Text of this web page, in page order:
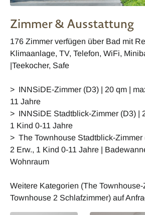
Zimmer & Ausstattung
176 Zimmer verfügen über Bad mit
Klimaanlage, TV, Telefon, WiFi,
|Teekocher, Safe
> INNSiDE-Zimmer (D3) | 20 qm |
11 Jahre
> INNSiDE Stadtblick-Zimmer (D3) |
1 Kind 0-11 Jahre
> The Townhouse Stadtblick-Zimmer
2 Erw., 1 Kind 0-11 Jahre |
Wohnraum
Weitere Kategorien (The Townhouse-
Townhouse 2 Schlafzimmer) auf